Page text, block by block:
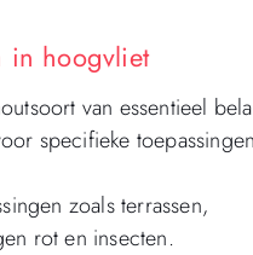
in hoogvliet
van essentieel
specifieke
zoals terrassen,
rot en insecten.